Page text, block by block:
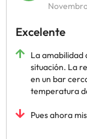
Excelente
La amabilidad
situación. La
en un bar
temperatura
Pues ahora